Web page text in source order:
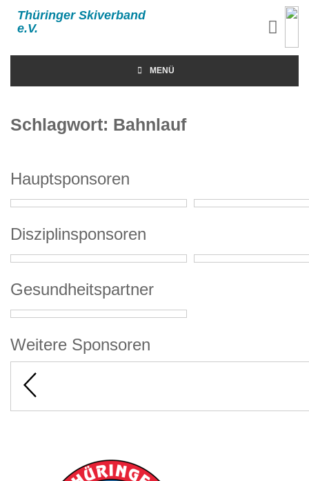
Thüringer Skiverband
e.V.
MENÜ
Schlagwort: Bahnlauf
Hauptsponsoren
Disziplinsponsoren
Gesundheitspartner
Weitere Sponsoren